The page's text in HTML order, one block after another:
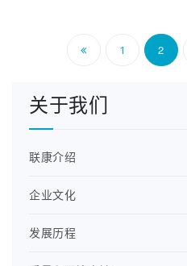
文
导
1 2
关于我们
联康介绍
企业文化
发展历程